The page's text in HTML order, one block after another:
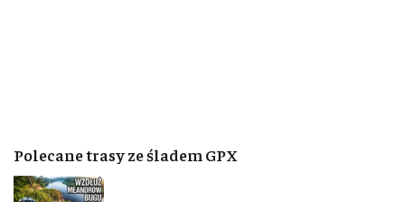
Polecane trasy ze śladem GPX